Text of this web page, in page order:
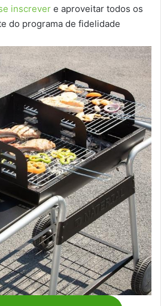
inscrever e aproveitar todos os
do programa de fidelidade